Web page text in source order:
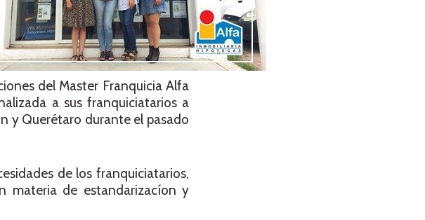
del Master Franquicia Alfa
a sus franquiciatarios a
y Querétaro durante el pasado
de los franquiciatarios,
materia de estandarizacíon y